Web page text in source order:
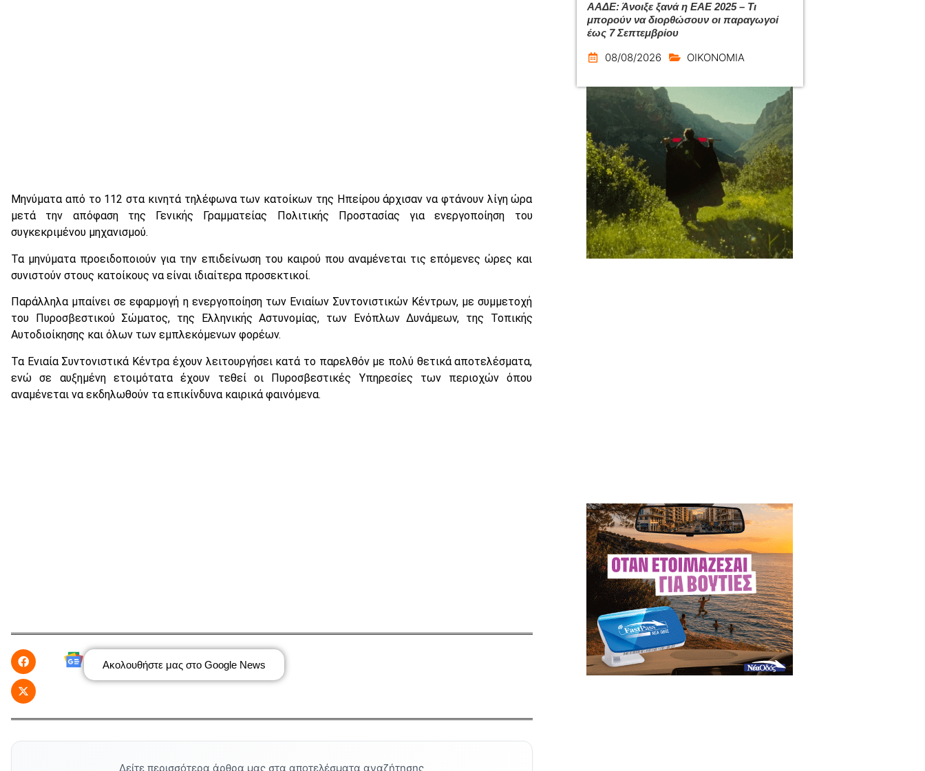
Μηνύματα από το 112 στα κινητά τηλέφωνα των κατοίκων της Ηπείρου άρχισαν να φτάνουν λίγη ώρα
μετά την απόφαση της Γενικής Γραμματείας Πολιτικής Προστασίας για ενεργοποίηση του
συγκεκριμένου μηχανισμού.
Τα μηνύματα προειδοποιούν για την επιδείνωση του καιρού που αναμένεται τις επόμενες ώρες και
συνιστούν στους κατοίκους να είναι ιδιαίτερα προσεκτικοί.
Παράλληλα μπαίνει σε εφαρμογή η ενεργοποίηση των Ενιαίων Συντονιστικών Κέντρων, με συμμετοχή
του Πυροσβεστικού Σώματος, της Ελληνικής Αστυνομίας, των Ενόπλων Δυνάμεων, της Τοπικής
Αυτοδιοίκησης και όλων των εμπλεκόμενων φορέων.
Τα Ενιαία Συντονιστικά Κέντρα έχουν λειτουργήσει κατά το παρελθόν με πολύ θετικά αποτελέσματα,
ενώ σε αυξημένη ετοιμότατα έχουν τεθεί οι Πυροσβεστικές Υπηρεσίες των περιοχών όπου
αναμένεται να εκδηλωθούν τα επικίνδυνα καιρικά φαινόμενα.
Ακολουθήστε μας στο Google News
Δείτε περισσότερα άρθρα μας στα αποτελέσματα αναζήτησης
ΑΑΔΕ: Άνοιξε ξανά η ΕΑΕ 2025 – Τι
μπορούν να διορθώσουν οι παραγωγοί
έως 7 Σεπτεμβρίου
08/08/2026 ΟΙΚΟΝΟΜΙΑ